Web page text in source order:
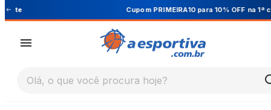
Cupom PRIMEIRA10 para 10% OFF na 1ª compra
Olá, o que você procura hoje?